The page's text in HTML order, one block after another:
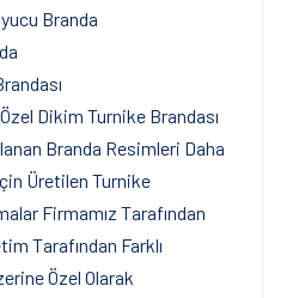
Branda
Dikim Turnike Brandası
Branda Resimleri Daha
Üretilen Turnike
Firmamız Tarafından
Tarafından Farklı
Özel Olarak